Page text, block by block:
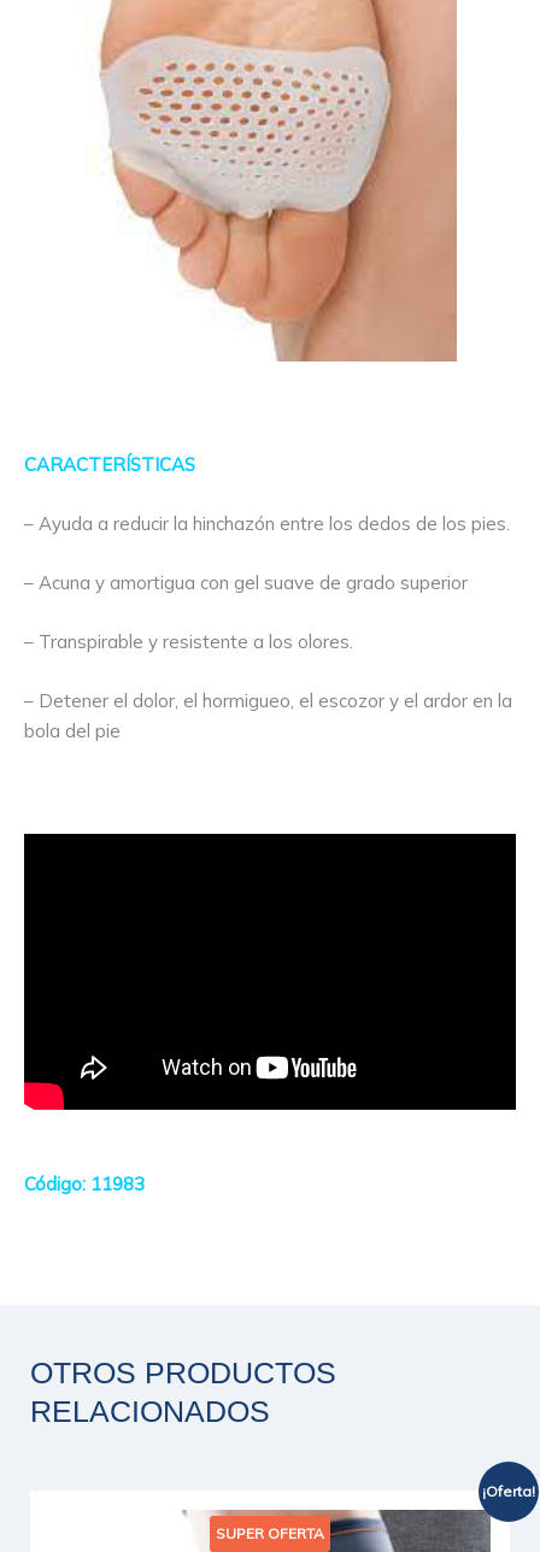
CARACTERÍSTICAS
– Ayuda a reducir la hinchazón entre los dedos de los pies.
– Acuna y amortigua con gel suave de grado superior
– Transpirable y resistente a los olores.
– Detener el dolor, el hormigueo, el escozor y el ardor en la
bola del pie
Código: 11983
OTROS PRODUCTOS
RELACIONADOS
¡Oferta!
SUPER OFERTA
El
precio
El
precio
Este